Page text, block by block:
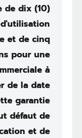
de dix (10)
et de cinq
pour une
à
de la date
garantie
défaut de
et de